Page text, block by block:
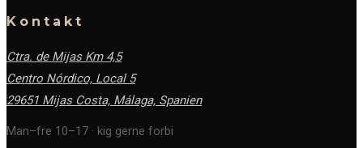
Kontakt
Ctra. de Mijas Km 4,5
Centro Nórdico, Local 5
29651 Mijas Costa, Málaga, Spanien
Man–fre 10–17 · kig gerne forbi